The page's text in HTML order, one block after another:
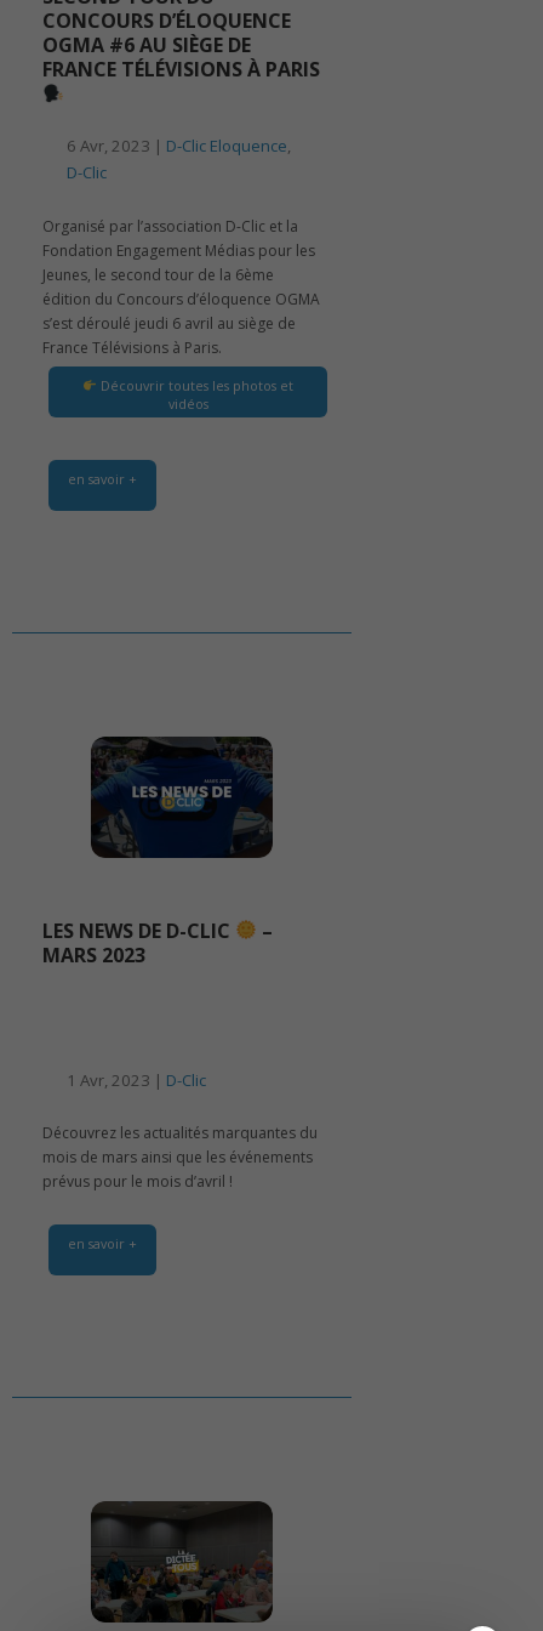
CONCOURS D’ÉLOQUENCE
OGMA #6 AU SIÈGE DE
FRANCE TÉLÉVISIONS À PARIS
6 Avr, 2023 | D-Clic Eloquence,
D-Clic
Organisé par l’association D-Clic et la
Fondation Engagement Médias pour les
Jeunes, le second tour de la 6ème
édition du Concours d’éloquence OGMA
s’est déroulé jeudi 6 avril au siège de
France Télévisions à Paris.
Découvrir toutes les photos et
vidéos
en savoir +
LES NEWS DE D-CLIC
–
MARS 2023
1 Avr, 2023 | D-Clic
Découvrez les actualités marquantes du
mois de mars ainsi que les événements
prévus pour le mois d’avril !
en savoir +